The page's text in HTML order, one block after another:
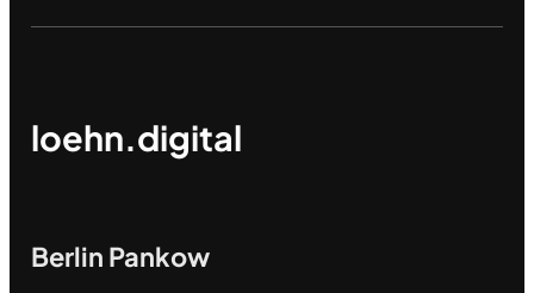
loehn.digital
Berlin Pankow